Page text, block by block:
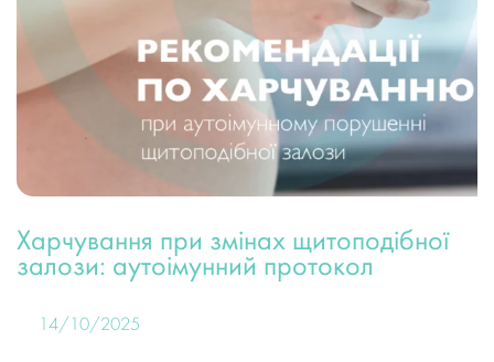
Харчування при змінах щитоподібної
залози: аутоімунний протокол
14/10/2025